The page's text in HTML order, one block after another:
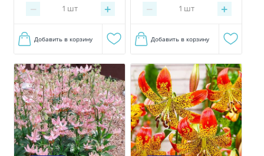
− +
1 шт
Добавить в корзину
− +
1 шт
Добавить в корзину